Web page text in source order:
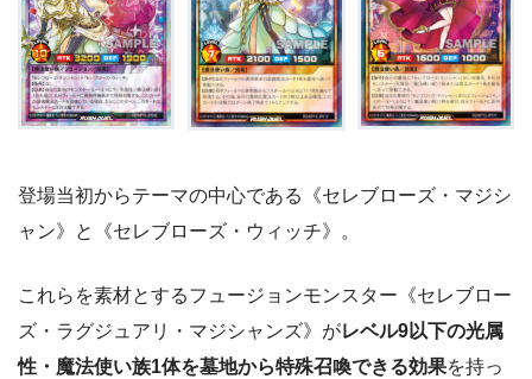
《セレブローズ・エンチャンター》 3
《セレブローズ・ウィズ》 3
《セレブローズ・メイジ》 1
《ブレイド・リーダー》 3
《ルミナス・レディ》
魔法カード 12
《顕現の秘儀》 3
登場当初からテーマの中心である《セレブローズ・マジシ
ャン》と《セレブローズ・ウィッチ》。
これらを素材とするフュージョンモンスター《セレブロー
ズ・ラグジュアリ・マジシャンズ》がレベル9以下の光属
性・魔法使い族1体を墓地から特殊召喚できる効果を持っ